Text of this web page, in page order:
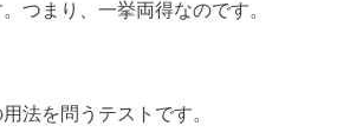
つまり、一挙両得なのです。
法を問うテストです。